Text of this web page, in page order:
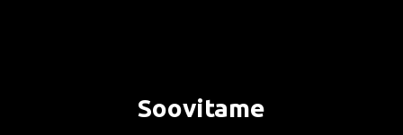
Soovitame